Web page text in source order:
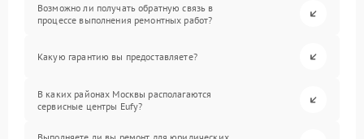
Возможно ли получать обратную связь в
процессе выполнения ремонтных работ?
Какую гарантию вы предоставляете?
В каких районах Москвы располагаются
сервисные центры Eufy?
Выполняете ли вы ремонт для юридических